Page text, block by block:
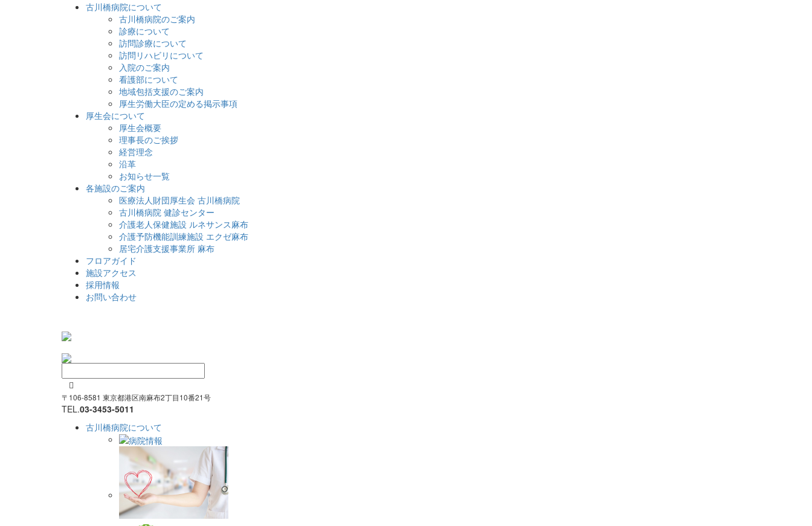
古川橋病院について
古川橋病院のご案内
診療について
訪問診療について
訪問リハビリについて
入院のご案内
看護部について
地域包括支援のご案内
厚生労働大臣の定める掲示事項
厚生会について
厚生会概要
理事長のご挨拶
経営理念
沿革
お知らせ一覧
各施設のご案内
医療法人財団厚生会 古川橋病院
古川橋病院 健診センター
介護老人保健施設 ルネサンス麻布
介護予防機能訓練施設 エクゼ麻布
居宅介護支援事業所 麻布
フロアガイド
施設アクセス
採用情報
お問い合わせ

〒106-8581 東京都港区南麻布2丁目10番21号
TEL.03-3453-5011
古川橋病院について